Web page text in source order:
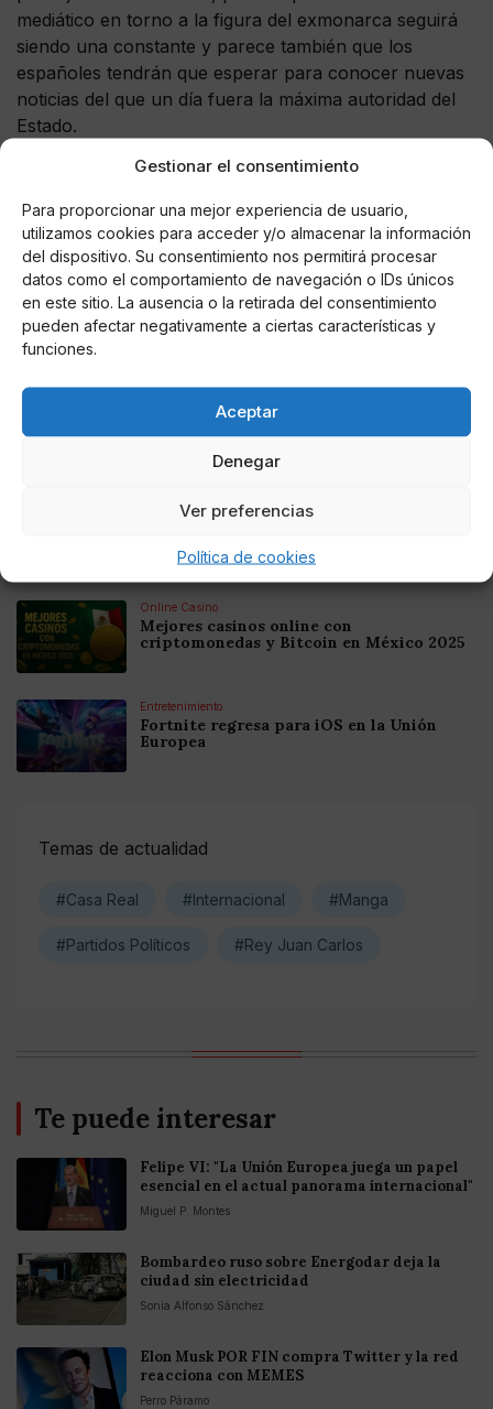
Gestionar el consentimiento
Para proporcionar una mejor experiencia de usuario,
utilizamos cookies para acceder y/o almacenar la información
del dispositivo. Su consentimiento nos permitirá procesar
datos como el comportamiento de navegación o IDs únicos
en este sitio. La ausencia o la retirada del consentimiento
pueden afectar negativamente a ciertas características y
funciones.
Aceptar
Denegar
Ver preferencias
Política de cookies
mediático en torno a la figura del exmonarca seguirá
siendo una constante y parece también que los
españoles tendrán que esperar para conocer nuevas
noticias del que un día fuera la máxima autoridad del
Estado.
AUTOR
Miguel P. Montes
Online Casino
Online Casino
Online Casino
Mejores casinos online con
criptomonedas y Bitcoin en México 2025
Entretenimiento
Fortnite regresa para iOS en la Unión
Europea
Temas de actualidad
#Casa Real #Internacional #Manga
#Partidos Políticos #Rey Juan Carlos
Te puede interesar
Felipe VI: "La Unión Europea juega un papel
esencial en el actual panorama internacional"
Miguel P. Montes
Bombardeo ruso sobre Energodar deja la
ciudad sin electricidad
Sonia Alfonso Sánchez
Elon Musk POR FIN compra Twitter y la red
reacciona con MEMES
Perro Páramo